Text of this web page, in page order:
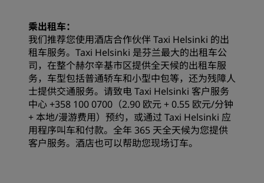
乘出租车：
我们推荐您使用酒店合作伙伴 Taxi Helsinki 的出
租车服务。Taxi Helsinki 是芬兰最大的出租车公
司，在整个赫尔辛基市区提供全天候的出租车服
务，车型包括普通轿车和小型中包等，还为残障人
士提供交通服务。请致电 Taxi Helsinki 客户服务
中心 +358 100 0700（2.90 欧元 + 0.55 欧元/分钟
+ 本地/漫游费用）预约，或通过 Taxi Helsinki 应
用程序叫车和付款。全年 365 天全天候为您提供
客户服务。酒店也可以帮助您现场订车。